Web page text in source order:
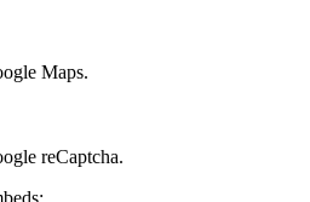
Maps.
reCaptcha.